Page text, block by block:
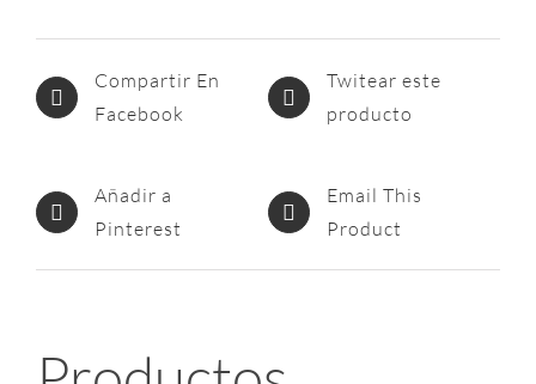
Compartir En
Facebook
Twitear este
producto
Añadir a
Pinterest
Email This
Product